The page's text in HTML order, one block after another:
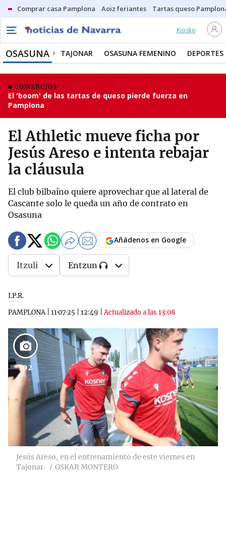
Comprar casa Pamplona Aoiz feriantes Tartas queso
Kiosko
OSASUNA TAJONAR OSASUNA FEMENINO DEPORTES
COMERCIOS
El 'boom' de las tartas de queso pierde fuerza en
Pamplona
El Athletic mueve ficha por
Jesús Areso e intenta rebajar
la cláusula
El club bilbaíno quiere aprovechar que al lateral de
Cascante solo le queda un año de contrato en
Osasuna
I.P.R.
PAMPLONA| 11·07·25 12:49 |Actualizado a las 13:08
Añádenos en Google
Itzuli Entzun
102
Jesús Areso, en el entrenamiento de este viernes en
Tajonar.
OSKAR MONTERO